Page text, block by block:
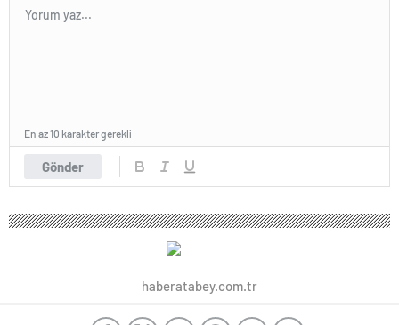
Gönder
En az 10 karakter gerekli
haberatabey.com.tr